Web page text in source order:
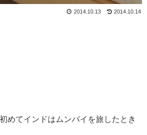
2014.10.14
2014.10.13
めてインドはムンバイを旅したとき